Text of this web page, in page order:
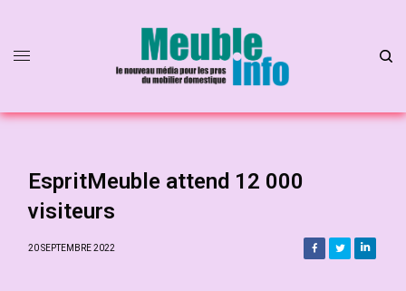
EspritMeuble attend 12 000
visiteurs
20 SEPTEMBRE 2022